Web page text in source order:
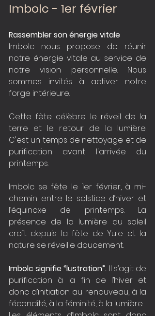
Imbolc - 1er février
Rassembler son énergie vitale
Imbolc nous propose de réunir
notre énergie vitale au service de
notre vision personnelle. Nous
sommes invités à activer notre
forge intérieure.
Cette fête célèbre le réveil de la
terre et le retour de la lumière.
C'est un temps de nettoyage et de
purification avant l'arrivée du
printemps.
Imbolc se fête le 1er février, à mi-
chemin entre le solstice d’hiver et
l’équinoxe de printemps. La
présence de la lumière du soleil
croît depuis la fête de Yule et la
nature se réveille doucement.
Imbolc signifie “lustration”. Il s’agit de
purification à la fin de l’hiver et
donc d’initiation au renouveau, à la
fécondité, à la féminité, à la lumière.